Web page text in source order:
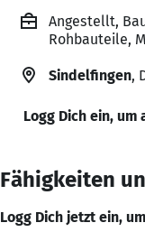
Angestellt,
Rohbauteile,
Sindelfingen,
Logg Dich ein, um
Fähigkeiten
Logg Dich jetzt ein,